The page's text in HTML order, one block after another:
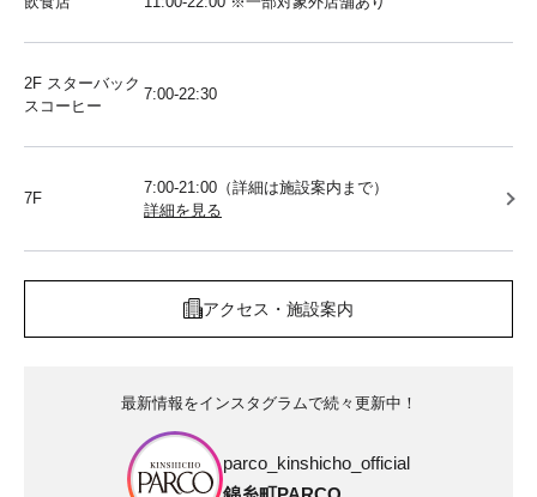
2F スターバック
スコーヒー
7:00-22:30
7F
7:00-21:00（詳細は施設案内まで）
詳細を見る
アクセス・施設案内
最新情報をインスタグラムで続々更新中！
parco_kinshicho_official